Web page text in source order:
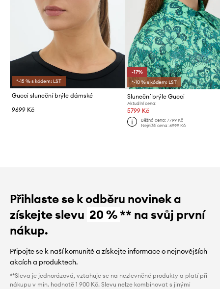
*-15 % s kódem: LST
Gucci sluneční brýle dámské
9699 Kč
-17%
*-10 % s kódem: LST
Sluneční brýle Gucci
Aktuální cena:
5799 Kč
Běžná cena: 7799 Kč
Nejnižší cena: 6999 Kč
Přihlaste se k odběru novinek a
získejte slevu 20 %** na svůj první
nákup.
Připojte se k naší komunitě a získejte informace o nejnovějších
akcích a produktech.
**Sleva je jednorázová, vztahuje se na nezlevněné produkty a platí při
nákupu v min. hodnotě 1 900 Kč. Slevu nelze kombinovat s jinými